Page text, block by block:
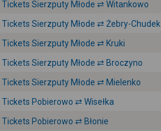
Tickets Sierzputy Młode ⇄ Witankowo
Tickets Sierzputy Młode ⇄ Żebry-Chudek
Tickets Sierzputy Młode ⇄ Kruki
Tickets Sierzputy Młode ⇄ Broczyno
Tickets Sierzputy Młode ⇄ Mielenko
Tickets Pobierowo ⇄ Wisełka
Tickets Pobierowo ⇄ Błonie